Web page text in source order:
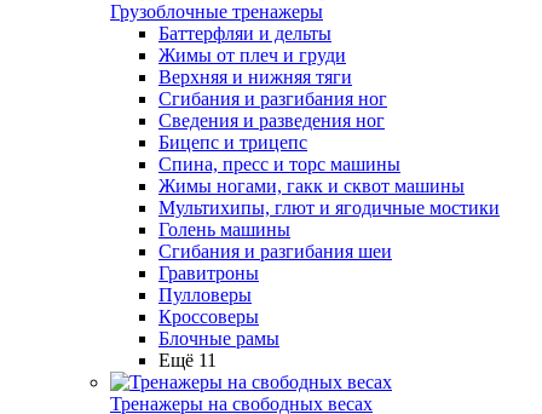
Грузоблочные тренажеры
Баттерфляи и дельты
Жимы от плеч и груди
Верхняя и нижняя тяги
Сгибания и разгибания ног
Сведения и разведения ног
Бицепс и трицепс
Спина, пресс и торс машины
Жимы ногами, гакк и сквот машины
Мультихипы, глют и ягодичные мостики
Голень машины
Сгибания и разгибания шеи
Гравитроны
Пулловеры
Кроссоверы
Блочные рамы
Ещё 11
Тренажеры на свободных весах